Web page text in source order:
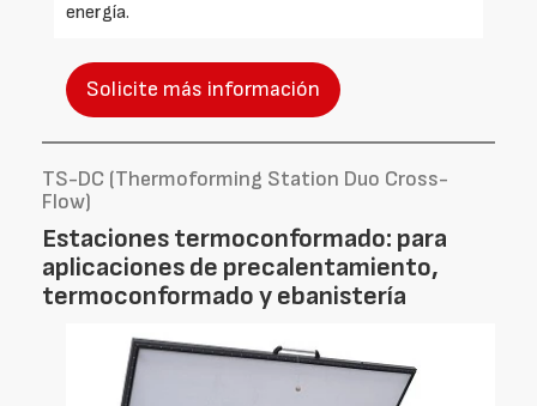
energía.
Solicite más información
TS-DC (Thermoforming Station Duo Cross-
Flow)
Estaciones termoconformado: para
aplicaciones de precalentamiento,
termoconformado y ebanistería